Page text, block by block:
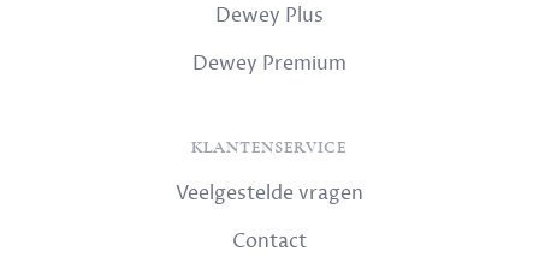
Dewey Plus
Dewey Premium
KLANTENSERVICE
Veelgestelde vragen
Contact